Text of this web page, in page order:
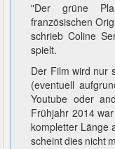
"Der grüne
französischen
schrieb Coline
spielt.
Der Film wird nur
(eventuell
Youtube oder
Frühjahr 2014
kompletter Länge
scheint dies nicht